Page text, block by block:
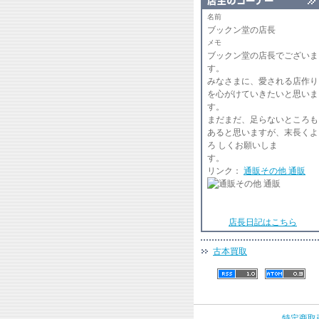
名前
ブックン堂の店長
メモ
ブックン堂の店長でございま
みなさまに、愛される店作り
を心がけていきたいと思いま
まだまだ、足らないところも
あると思いますが、末長くよ
ろ しくお願いしま
リンク： 通販その他 通販
店長日記はこちら
古本買取